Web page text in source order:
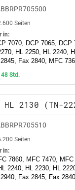
Seiten
in:
7070, DCP 7065,
HL 2250, HL 2240,
Fax 2840, MFC
Std.
2130 (TN-
Seiten
in:
7860, MFC 7470,
2240, HL 2230, HL
Fax 2845, Fax